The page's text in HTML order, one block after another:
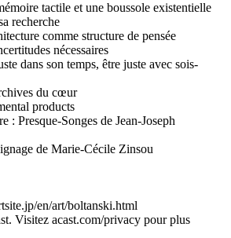
tactile et une boussole existentielle
recherche
comme structure de pensée
nécessaires
dans son temps, être juste avec sois-
du cœur
products
: Presque-Songes de Jean-Joseph
de Marie-Cécile Zinsou
en/art/boltanski.html
Visitez acast.com/privacy pour plus